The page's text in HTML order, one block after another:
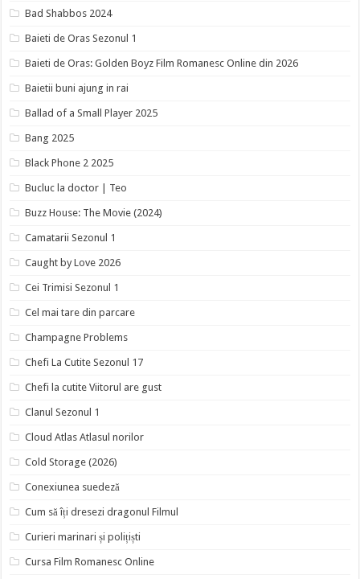
Bad Shabbos 2024
Baieti de Oras Sezonul 1
Baieti de Oras: Golden Boyz Film Romanesc Online din 2026
Baietii buni ajung in rai
Ballad of a Small Player 2025
Bang 2025
Black Phone 2 2025
Bucluc la doctor | Teo
Buzz House: The Movie (2024)
Camatarii Sezonul 1
Caught by Love 2026
Cei Trimisi Sezonul 1
Cel mai tare din parcare
Champagne Problems
Chefi La Cutite Sezonul 17
Chefi la cutite Viitorul are gust
Clanul Sezonul 1
Cloud Atlas Atlasul norilor
Cold Storage (2026)
Conexiunea suedeză
Cum să îți dresezi dragonul Filmul
Curieri marinari și polițiști
Cursa Film Romanesc Online